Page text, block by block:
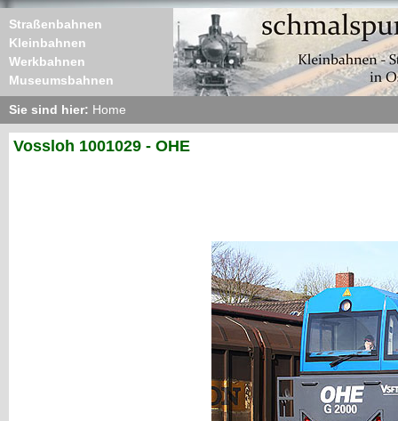
Straßenbahnen
Kleinbahnen
Werkbahnen
Museumsbahnen
Sie sind hier: Home
Vossloh 1001029 - OHE